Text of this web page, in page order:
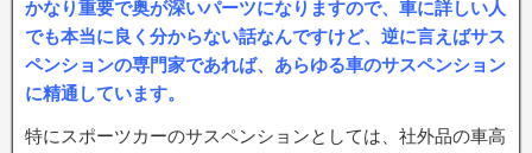
かなり重要で奥が深いパーツになりますので、車に詳しい人
でも本当に良く分からない話なんですけど、逆に言えばサス
ペンションの専門家であれば、あらゆる車のサスペンション
に精通しています。
特にスポーツカーのサスペンションとしては、社外品の車高